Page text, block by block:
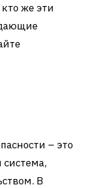
же эти
– это
система,
В